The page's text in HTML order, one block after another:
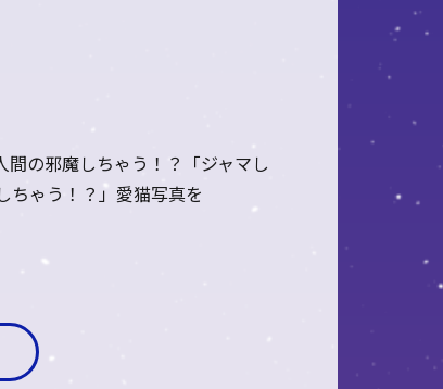
間の邪魔しちゃう！？「ジャマし
ちゃう！？」愛猫写真を